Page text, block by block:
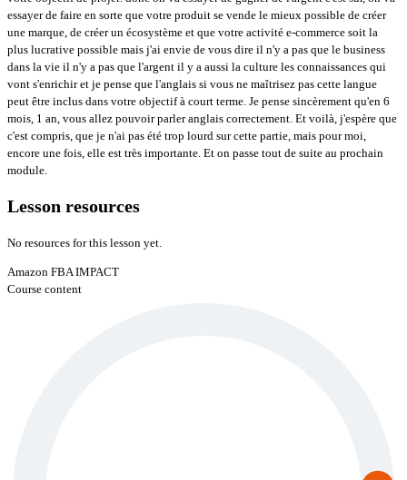
Lesson resources
No resources for this lesson yet.
Amazon FBA IMPACT
Course content